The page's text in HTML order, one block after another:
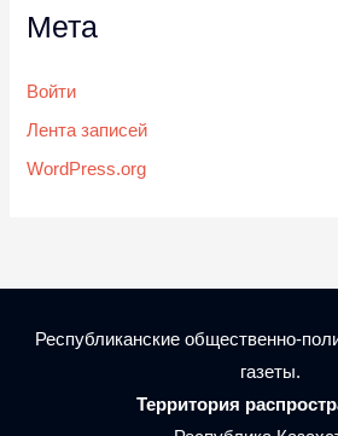
Мета
Войти
Лента записей
WordPress.org
Республиканские общественно-
газеты.
Территория